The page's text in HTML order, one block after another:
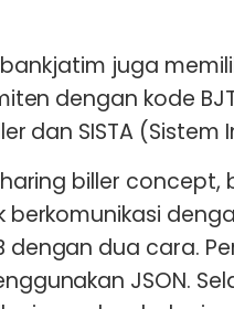
bankjatim juga
dengan kode
dan SISTA
biller
berkomunikasi
dengan dua cara.
JSON.